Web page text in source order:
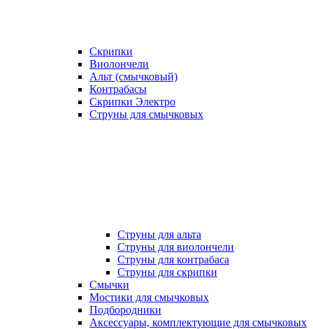
Скрипки
Виолончели
Альт (смычковый)
Контрабасы
Скрипки Электро
Струны для смычковых
Струны для альта
Струны для виолончели
Струны для контрабаса
Струны для скрипки
Смычки
Мостики для смычковых
Подбородники
Аксеcсуары, комплектующие для смычковых